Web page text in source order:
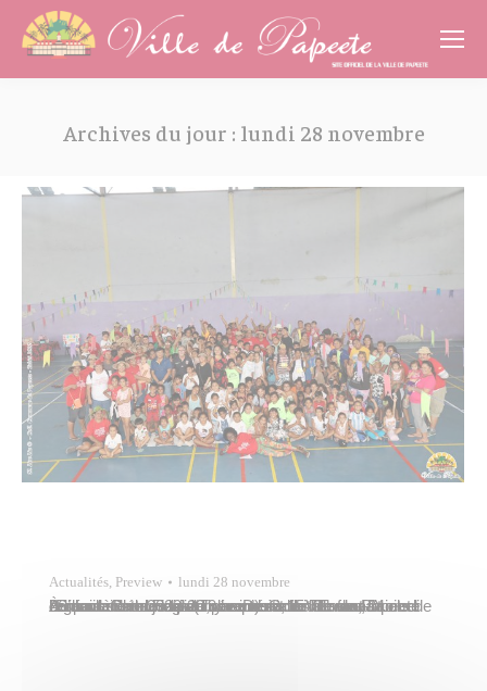
Archives du jour : lundi 28 novembre
Actualités, Preview lundi 28 novembre
À l’occasion de la Journée internationale des Droits de l’Enfant célébrée le 20 novembre, la Ville de Papeete organisait son Festival des Droits de l’Enfant samedi 26 novembre 2022 de 9 heures à 15 heures, à l’espace Bambridge (Tipaerui). Odile Tcheou, conseillère municipale, y représentait Tavana Michel Buillard. Cette journée ouverte à tous se voulait…
Cookies management panel